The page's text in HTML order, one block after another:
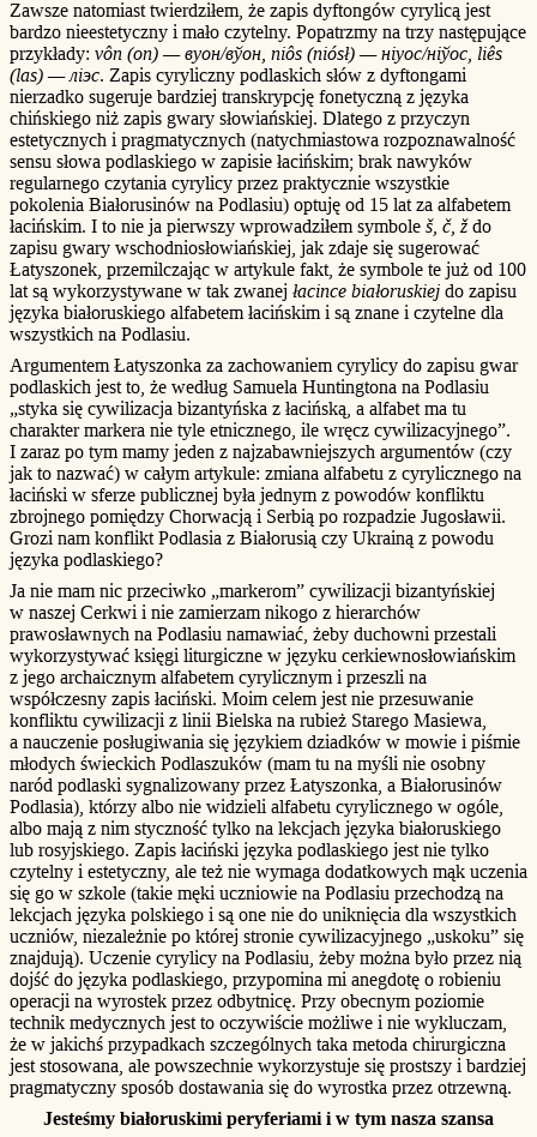
Zawsze natomiast twierdziłem, że zapis dyftongów cyrylicą jest
bardzo nieestetyczny i mało czytelny. Popatrzmy na trzy następujące
przykłady: vôn (on) — вуон/вўон, niôs (niósł) — ніуос/ніўос, liês
(las) — ліэс. Zapis cyryliczny podlaskich słów z dyftongami
nierzadko sugeruje bardziej transkrypcję fonetyczną z języka
chińskiego niż zapis gwary słowiańskiej. Dlatego z przyczyn
estetycznych i pragmatycznych (natychmiastowa rozpoznawalność
sensu słowa podlaskiego w zapisie łacińskim; brak nawyków
regularnego czytania cyrylicy przez praktycznie wszystkie
pokolenia Białorusinów na Podlasiu) optuję od 15 lat za alfabetem
łacińskim. I to nie ja pierwszy wprowadziłem symbole š, č, ždo
zapisu gwary wschodniosłowiańskiej, jak zdaje się sugerować
Łatyszonek, przemilczając w artykule fakt, że symbole te już od 100
lat są wykorzystywane w tak zwanej łacince białoruskiej do zapisu
języka białoruskiego alfabetem łacińskim i są znane i czytelne dla
wszystkich na Podlasiu.
Argumentem Łatyszonka za zachowaniem cyrylicy do zapisu gwar
podlaskich jest to, że według Samuela Huntingtona na Podlasiu
„styka się cywilizacja bizantyńska z łacińską, a alfabet ma tu
charakter markera nie tyle etnicznego, ile wręcz cywilizacyjnego”.
I zaraz po tym mamy jeden z najzabawniejszych argumentów (czy
jak to nazwać) w całym artykule: zmiana alfabetu z cyrylicznego na
łaciński w sferze publicznej była jednym z powodów konfliktu
zbrojnego pomiędzy Chorwacją i Serbią po rozpadzie Jugosławii.
Grozi nam konflikt Podlasia z Białorusią czy Ukrainą z powodu
języka podlaskiego?
Ja nie mam nic przeciwko „markerom” cywilizacji bizantyńskiej
w naszej Cerkwi i nie zamierzam nikogo z hierarchów
prawosławnych na Podlasiu namawiać, żeby duchowni przestali
wykorzystywać księgi liturgiczne w języku cerkiewnosłowiańskim
z jego archaicznym alfabetem cyrylicznym i przeszli na
współczesny zapis łaciński. Moim celem jest nie przesuwanie
konfliktu cywilizacji z linii Bielska na rubież Starego Masiewa,
a nauczenie posługiwania się językiem dziadków w mowie i piśmie
młodych świeckich Podlaszuków (mam tu na myśli nie osobny
naród podlaski sygnalizowany przez Łatyszonka, a Białorusinów
Podlasia), którzy albo nie widzieli alfabetu cyrylicznego w ogóle,
albo mają z nim styczność tylko na lekcjach języka białoruskiego
lub rosyjskiego. Zapis łaciński języka podlaskiego jest nie tylko
czytelny i estetyczny, ale też nie wymaga dodatkowych mąk uczenia
się go w szkole (takie męki uczniowie na Podlasiu przechodzą na
lekcjach języka polskiego i są one nie do uniknięcia dla wszystkich
uczniów, niezależnie po której stronie cywilizacyjnego „uskoku” się
znajdują). Uczenie cyrylicy na Podlasiu, żeby można było przez nią
dojść do języka podlaskiego, przypomina mi anegdotę o robieniu
operacji na wyrostek przez odbytnicę. Przy obecnym poziomie
technik medycznych jest to oczywiście możliwe i nie wykluczam,
że w jakichś przypadkach szczególnych taka metoda chirurgiczna
jest stosowana, ale powszechnie wykorzystuje się prostszy i bardziej
pragmatyczny sposób dostawania się do wyrostka przez otrzewną.
Jesteśmy białoruskimi peryferiami i w tym nasza szansa